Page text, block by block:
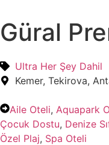
Güral
Ultra Her Şey Dahil
Kemer, Tekirova,
Aile Oteli, Aquapark
Çocuk Dostu, Denize
Özel Plaj, Spa Oteli